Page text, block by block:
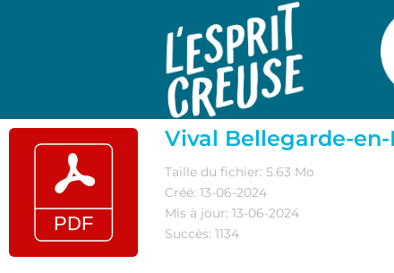
Vival Bellegarde-
Taille du fichier: 5.63 Mo
Créé: 13-06-2024
Mis à jour: 13-06-2024
Succès: 1134